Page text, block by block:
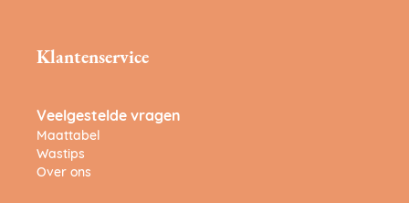
Klantenservice
Veelgestelde vragen
Maattabel
Wastips
Over ons